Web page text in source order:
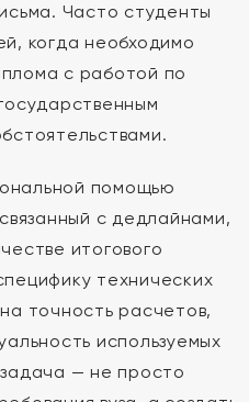
Часто студенты
когда необходимо
с работой по
помощью
с дедлайнами,
итогового
технических
точность расчетов,
используемых
— не просто